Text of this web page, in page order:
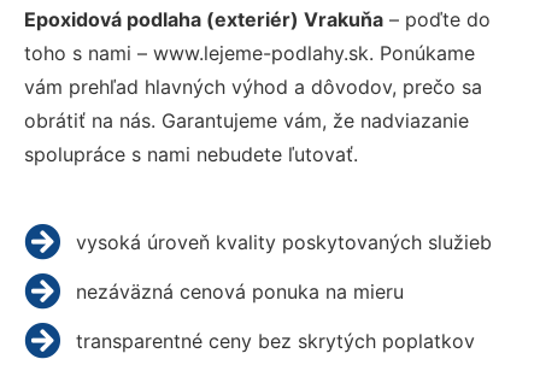
Epoxidová podlaha (exteriér) Vrakuňa – poďte do
toho s nami – www.lejeme-podlahy.sk. Ponúkame
vám prehľad hlavných výhod a dôvodov, prečo sa
obrátiť na nás. Garantujeme vám, že nadviazanie
spolupráce s nami nebudete ľutovať.
vysoká úroveň kvality poskytovaných služieb
nezáväzná cenová ponuka na mieru
transparentné ceny bez skrytých poplatkov